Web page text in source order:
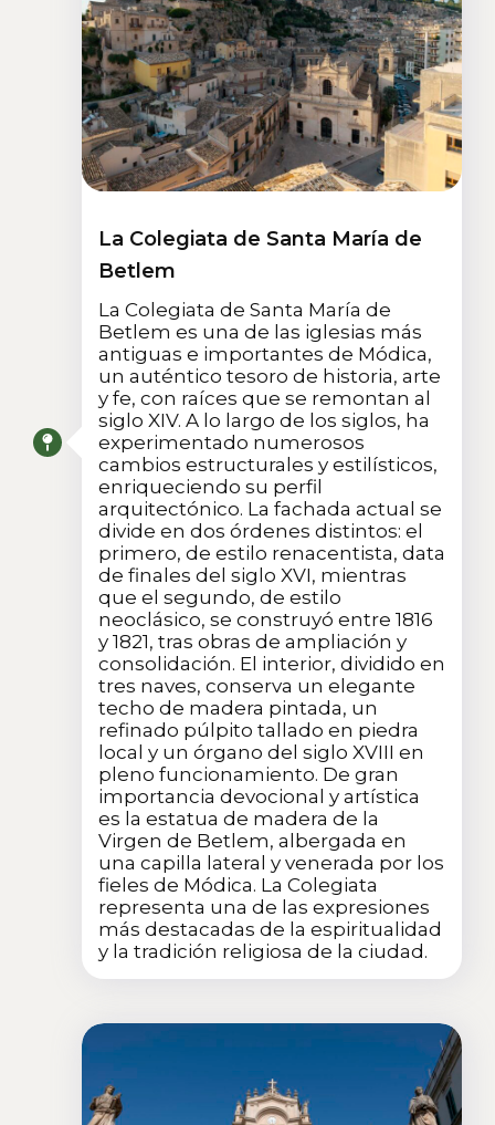
La Colegiata de Santa María de
Betlem
La Colegiata de Santa María de
Betlem es una de las iglesias más
antiguas e importantes de Módica,
un auténtico tesoro de historia, arte
y fe, con raíces que se remontan al
siglo XIV. A lo largo de los siglos, ha
experimentado numerosos
cambios estructurales y estilísticos,
enriqueciendo su perfil
arquitectónico. La fachada actual se
divide en dos órdenes distintos: el
primero, de estilo renacentista, data
de finales del siglo XVI, mientras
que el segundo, de estilo
neoclásico, se construyó entre 1816
y 1821, tras obras de ampliación y
consolidación. El interior, dividido en
tres naves, conserva un elegante
techo de madera pintada, un
refinado púlpito tallado en piedra
local y un órgano del siglo XVIII en
pleno funcionamiento. De gran
importancia devocional y artística
es la estatua de madera de la
Virgen de Betlem, albergada en
una capilla lateral y venerada por los
fieles de Módica. La Colegiata
representa una de las expresiones
más destacadas de la espiritualidad
y la tradición religiosa de la ciudad.